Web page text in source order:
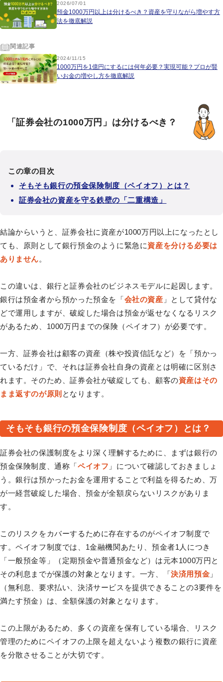
2026/07/01
預金1000万円以上は分けるべき？資産を守りながら増やす方
法を徹底解説
関連記事
2024/11/15
1000万円を1億円にするには何年必要？実現可能？プロが賢
いお金の増やし方を徹底解説
「証券会社の1000万円」は分けるべき？
この章の目次
そもそも銀行の預金保険制度（ペイオフ）とは？
証券会社の資産を守る鉄壁の「二重構造」
結論からいうと、証券会社に資産が1000万円以上になったとし
ても、原則として銀行預金のように緊急に資産を分ける必要は
ありません。
この違いは、銀行と証券会社のビジネスモデルに起因します。
銀行は預金者から預かった預金を「会社の資産 」として貸付な
どで運用しますが、破綻した場合は預金が返せなくなるリスク
があるため、1000万円までの保険（ペイオフ）が必要です。
一方、証券会社は顧客の資産（株や投資信託など）を「預かっ
ているだけ」で、それは証券会社自身の資産とは明確に区別さ
れます。そのため、証券会社が破綻しても、顧客の資産はその
まま返すのが原則 となります。
そもそも銀行の預金保険制度（ペイオフ）とは？
証券会社の保護制度をより深く理解するために、まずは銀行の
預金保険制度、通称「ペイオフ 」について確認しておきましょ
う。銀行は預かったお金を運用することで利益を得るため、万
が一経営破綻した場合、預金が全額戻らないリスクがありま
す。
このリスクをカバーするために存在するのがペイオフ制度で
す。ペイオフ制度では、1金融機関あたり、預金者1人につき
「一般預金等」（定期預金や普通預金など）は元本1000万円と
その利息までが保護の対象となります。一方、「決済用預金 」
（無利息、要求払い、決済サービスを提供できることの3要件を
満たす預金）は、全額保護の対象となります。
この上限があるため、多くの資産を保有している場合、リスク
管理のためにペイオフの上限を超えないよう複数の銀行に資産
を分散させることが大切です。